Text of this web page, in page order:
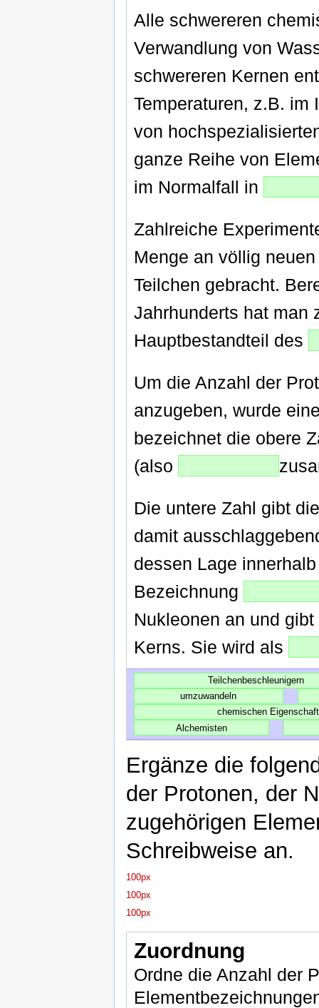
Alle schwereren
Verwandlung von
schwereren Kernen
Temperaturen, z.B. im
von
ganze Reihe von
im Normalfall in
Zahlreiche
Menge an völlig
Teilchen gebracht.
Jahrhunderts hat
Hauptbestandteil des
Um die Anzahl der
anzugeben, wurde
bezeichnet die obere
(also
Die untere Zahl gibt
damit
dessen Lage
Bezeichnung
Nukleonen an und
Kerns. Sie wird als
Teilchenbeschleunigern
umzuwandeln
chemischen
Alchemisten
Ergänze die
der Protonen, der
zugehörigen
Schreibweise an.
100px
100px
100px
Zuordnung
Ordne die Anzahl der